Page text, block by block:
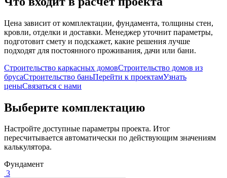
Цена зависит от комплектации, фундамента, толщины стен,
кровли, отделки и доставки. Менеджер уточнит параметры,
подготовит смету и подскажет, какие решения лучше
подходят для постоянного проживания, дачи или бани.
Строительство каркасных домовСтроительство домов из
брусаСтроительство баньПерейти к проектамУзнать
ценыСвязаться с нами
Выберите комплектацию
Настройте доступные параметры проекта. Итог
пересчитывается автоматически по действующим значениям
калькулятора.
Фундамент
3